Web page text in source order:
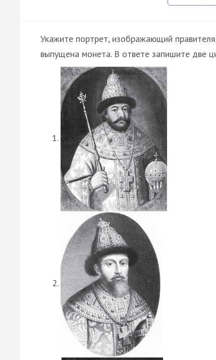
Укажите портрет, изображающий
выпущена монета. В ответе запишите две